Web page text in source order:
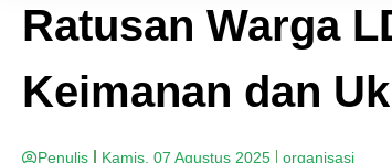
Ratusan Warga
Keimanan dan
Penulis Kamis, 07 Agustus 2025 organisasi